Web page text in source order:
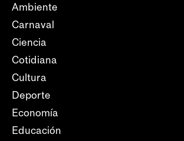
Ambiente
Carnaval
Ciencia
Cotidiana
Cultura
Deporte
Economía
Educación